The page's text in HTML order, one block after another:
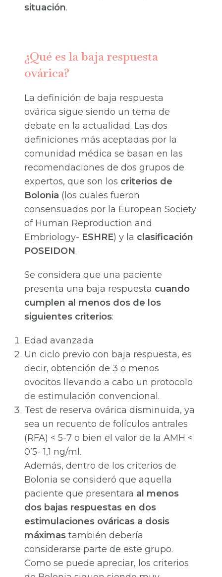
situación.
¿Qué es la baja respuesta
ovárica?
La definición de baja respuesta
ovárica sigue siendo un tema de
debate en la actualidad. Las dos
definiciones más aceptadas por la
comunidad médica se basan en las
recomendaciones de dos grupos de
expertos, que son los criterios de
Bolonia (los cuales fueron
consensuados por la European Society
of Human Reproduction and
Embriology- ESHRE) y la clasificación
POSEIDON.
Se considera que una paciente
presenta una baja respuesta cuando
cumplen al menos dos de los
siguientes criterios:
Edad avanzada
Un ciclo previo con baja respuesta, es
decir, obtención de 3 o menos
ovocitos llevando a cabo un protocolo
de estimulación convencional.
Test de reserva ovárica disminuida, ya
sea un recuento de folículos antrales
(RFA) < 5-7 o bien el valor de la AMH <
0’5- 1,1 ng/ml.
Además, dentro de los criterios de
Bolonia se consideró que aquella
paciente que presentara al menos
dos bajas respuestas en dos
estimulaciones ováricas a dosis
máximas también debería
considerarse parte de este grupo.
Como se puede apreciar, los criterios